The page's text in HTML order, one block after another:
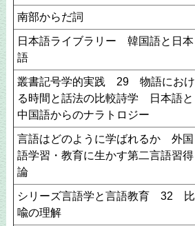
南部からだ詞
日本語ライブラリー 韓国語と日本
語
叢書記号学的実践 29 物語におけ
る時間と話法の比較詩学 日本語と
中国語からのナラトロジー
言語はどのように学ばれるか 外国
語学習・教育に生かす第二言語習得
論
シリーズ言語学と言語教育 32 比
喩の理解